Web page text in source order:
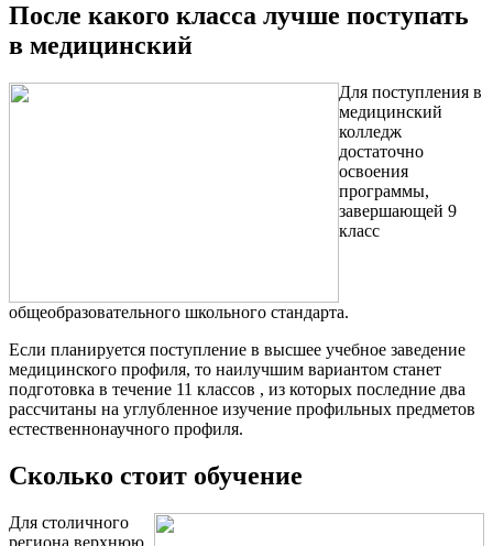
После какого класса лучше поступать
в медицинский
Для поступления в
медицинский
колледж
достаточно
освоения
программы,
завершающей 9
класс
общеобразовательного школьного стандарта.
Если планируется поступление в высшее учебное заведение
медицинского профиля, то наилучшим вариантом станет
подготовка в течение 11 классов , из которых последние два
рассчитаны на углубленное изучение профильных предметов
естественнонаучного профиля.
Сколько стоит обучение
Для столичного
региона верхнюю